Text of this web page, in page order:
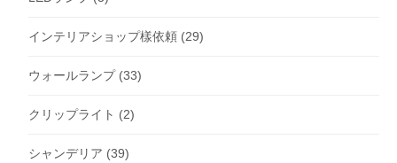
インテリアショップ樣依頼 (29)
ウォールランプ(33)
クリップライト (2)
シャンデリア (39)